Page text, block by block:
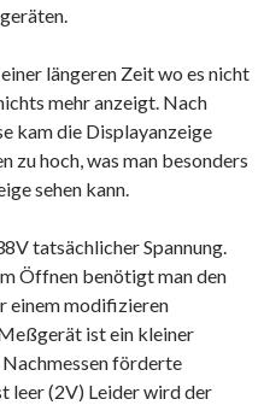
längeren Zeit wo es nicht
mehr anzeigt. Nach
kam die Displayanzeige
zu hoch, was man besonders
sehen kann.
tatsächlicher Spannung.
Öffnen benötigt man den
einem modifizieren
ist ein kleiner
förderte
leer (2V) Leider wird der